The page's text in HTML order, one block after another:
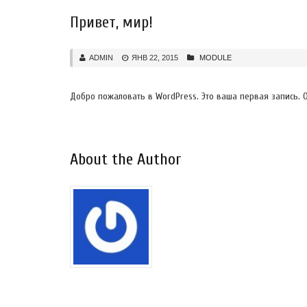
Привет, мир!
ADMIN ЯНВ 22, 2015 MODULE
Добро пожаловать в WordPress. Это ваша первая запись.
About the Author